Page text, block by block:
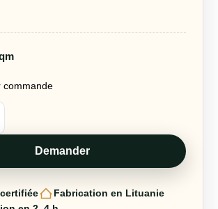
commande
Demander
Fabrication en Lituanie